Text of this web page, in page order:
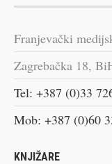
Franjevački
Zagrebačka 18,
Tel: +387 (0)33
Mob: +387 (0)60
KNJIŽARE